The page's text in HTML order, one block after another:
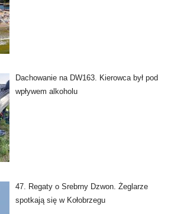
Dachowanie na DW163. Kierowca był pod
wpływem alkoholu
47. Regaty o Srebrny Dzwon. Żeglarze
spotkają się w Kołobrzegu